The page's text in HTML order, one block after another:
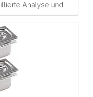
Analyse und…